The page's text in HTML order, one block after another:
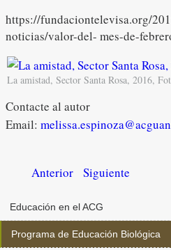
https://fundaciontelevisa.org/
noticias/valor-del- mes-de-
La amistad, Sector Santa Rosa, 2016,
Contacte al autor
Email:
Anterior Siguiente
Educación en el ACG
Programa de Educación Biológica